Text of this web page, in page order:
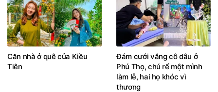
Căn nhà ở quê của Kiều
Tiên
Đám cưới vắng cô dâu ở
Phú Thọ, chú rể một mình
làm lễ, hai họ khóc vì
thương